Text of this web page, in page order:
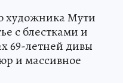
художника Мути
с блестками и
69-летней дивы
и массивное